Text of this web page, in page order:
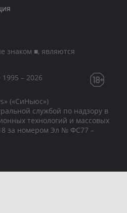
знаком ■, являются
– 2026
(«СиНьюс»)
службой по надзору в
технологий и массовых
за номером Эл № ФС77 –